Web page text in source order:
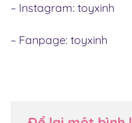
– Instagram: toyxinh
– Fanpage: toyxinh